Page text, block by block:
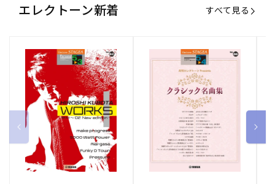
エレクトーン新着 すべて見る